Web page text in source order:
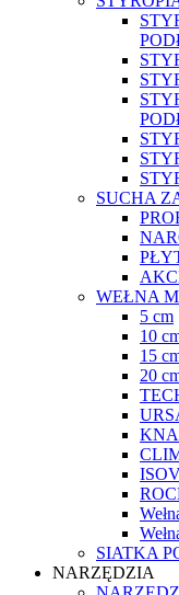
SUCHA
WEŁNA
5 cm
10
15
20
SIATKA
NARZĘDZIA